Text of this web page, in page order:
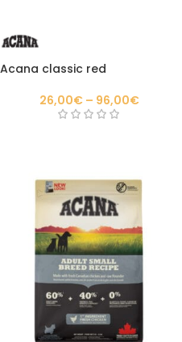
Acana classic red
26,00€ – 96,00€